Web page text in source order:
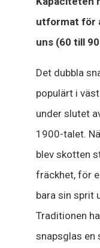
utformat för
uns (60 till
Det dubbla
populärt i
under slutet
1900-talet.
blev skotten
fräckhet, för
bara sin sprit
Traditionen
snapsglas en